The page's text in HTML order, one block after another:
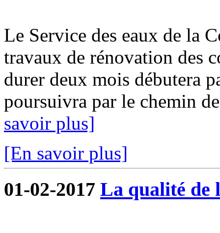
Le Service des eaux de la
travaux de rénovation des
durer deux mois débutera
poursuivra par le chemin
savoir plus]
[En savoir plus]
01-02-2017 La qualité de